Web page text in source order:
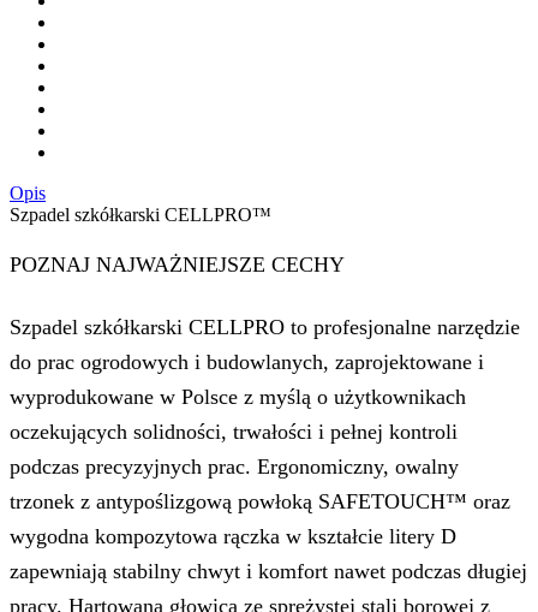
Opis
Szpadel szkółkarski CELLPRO™
POZNAJ NAJWAŻNIEJSZE CECHY
Szpadel szkółkarski CELLPRO to profesjonalne narzędzie
do prac ogrodowych i budowlanych, zaprojektowane i
wyprodukowane w Polsce z myślą o użytkownikach
oczekujących solidności, trwałości i pełnej kontroli
podczas precyzyjnych prac. Ergonomiczny, owalny
trzonek z antypoślizgową powłoką SAFETOUCH™ oraz
wygodna kompozytowa rączka w kształcie litery D
zapewniają stabilny chwyt i komfort nawet podczas długiej
pracy. Hartowana głowica ze sprężystej stali borowej z